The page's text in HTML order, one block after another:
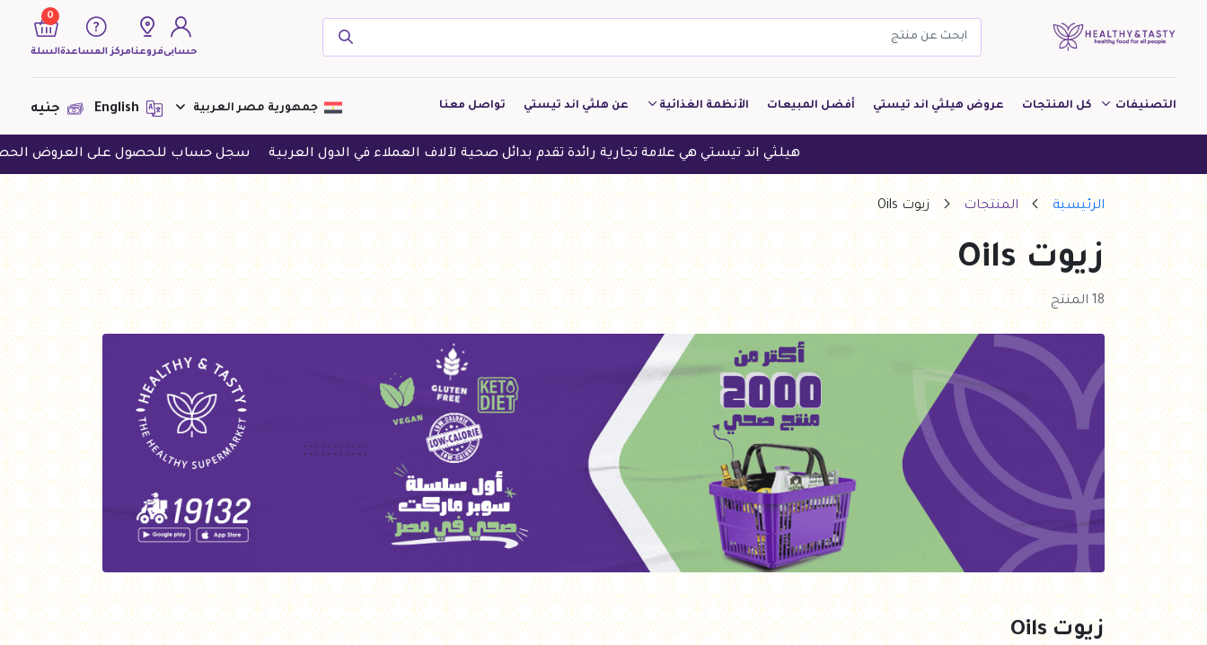
حسابىفروعنامركز المساعدة
0
السلة
لا يوجد منتجات لعرضها فى الوقت
الحالى
التصنيفات
مخبوزات
معجنات Pastry
بقالة
ألبان
بارات طاقة
دواجن
العروض Offers
جزارة
رايس كيك Rice cake
هيلثي كولا
كل المنتجات عروض هيلثي اند تيستي أفضل المبيعات الأنظمة الغذائية
منخفض الكربوهيدرات
منخفض البروتين
النباتين
النظام النباتي
عن هلثي اند تيستي تواصل معنا جمهورية مصر العربية جنيه
هيلثي اند تيستي هي علامة تجارية رائدة تقدم بدائل صحية لآلاف العملاء في الدول العربية سجل حساب للحصول على العروض الحصرية حمل
الرئيسية المنتجات زيوت Oils
زيوت Oils
18 المنتج
زيوت Oils